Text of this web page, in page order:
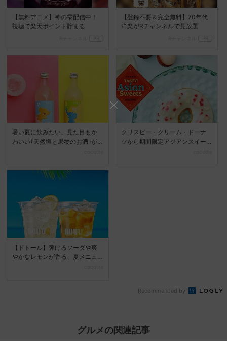
【無料アニメ】神の雫配信中！
視聴で楽天ポイント貯まる
【登録不要＆完全無料】70年代
洋楽がRチャンネルで見放題
暑い夏に飲みたい、見た目もか
わいい｢天然塩と果物のお酒｣が2
クリスピー・クリーム・ドーナ
ツから期間限定アジアンスイー
【ドトール】弾けるソーダや爽
やかなレモンが香る、夏メニュ
Recommended by
グルメの関連記事